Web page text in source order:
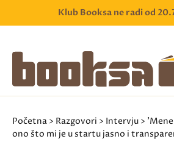
Klub Booksa ne radi od
Početna > Razgovori > Intervju >
ono što mi je u startu jasno i